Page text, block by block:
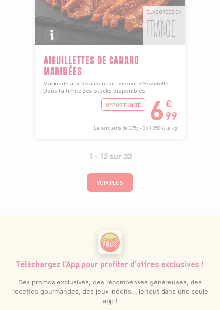
ÉLABORÉES EN
FRANCE
AIGUILLETTES DE CANARD
MARINÉES
Marinade aux 5 baies ou au piment d'Espelette
Dans la limite des stocks disponibles
OPPORTUNITÉ 6 €
99
La barquette de 275g - Soit 25€42 le kg
1 - 12sur33
VOIR PLUS
Téléchargez l’App pour profiter d’offres exclusives !
Des promos exclusives, des récompenses généreuses, des
recettes gourmandes, des jeux inédits... le tout dans une seule
app !